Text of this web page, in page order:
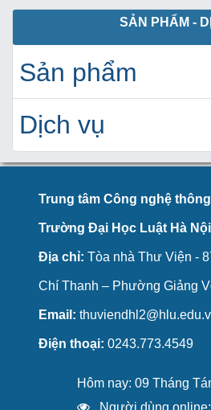
SẢN PHẨM -
Sản phẩm
Dịch vụ
Trung tâm Công nghệ
Trường Đại Học Luật Hà Nội
Địa chỉ: Tòa nhà Thư Viện -
Chí Thanh – Phường Giảng
Email:
Điện thoại: 0243.773.4549
Hôm nay: 09 Tháng
Người dùng online: